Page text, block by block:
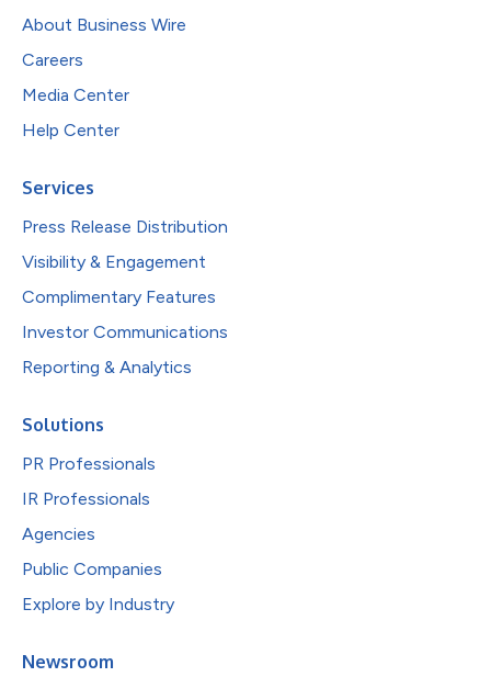
About Business Wire
Careers
Media Center
Help Center
Services
Press Release Distribution
Visibility & Engagement
Complimentary Features
Investor Communications
Reporting & Analytics
Solutions
PR Professionals
IR Professionals
Agencies
Public Companies
Explore by Industry
Newsroom